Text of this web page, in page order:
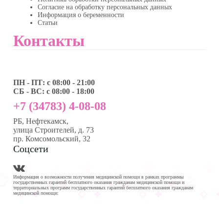
Согласие на обработку персональных данных
Информация о беременности
Статьи
Контакты
ПН - ПТ: с 08:00 - 21:00
СБ - ВС: с 08:00 - 18:00
+7 (34783) 4-08-08
РБ, Нефтекамск,
улица Строителей, д. 73
пр. Комсомольский, 32
Соцсети
Информация о возможности получения медицинской помощи в рамках программы
государственных гарантий бесплатного оказания гражданам медицинской помощи и
территориальных программ государственных гарантий бесплатного оказания гражданам
медицинской помощи: